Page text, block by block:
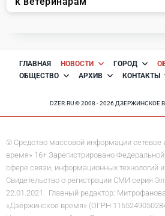
ГЛАВНАЯ НОВОСТИ ГОРОД
ОБЩЕСТВО
АРХИВ КОНТАКТЫ
DZER.RU © 2008 - 2026
© Средство массовой информации сетевое
время» 16+ Зарегистрировано
сфере связи, информационных технологий
Свидетельство о регистрации СМИ серия
22.01.2021. Главный редактор:
«Дзержинское время» (ОГРН